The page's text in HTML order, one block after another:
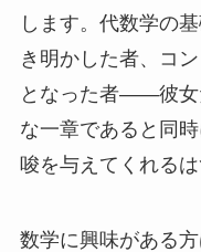
します。代数学の
き明かした者、コ
となった者——彼女
な一章であると同
唆を与えてくれるは
数学に興味がある